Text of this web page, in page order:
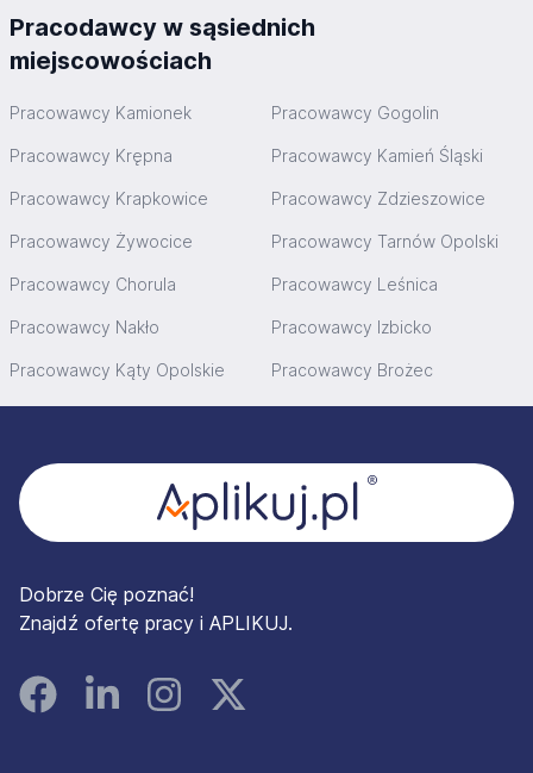
Pracodawcy w sąsiednich
miejscowościach
Pracowawcy Kamionek Pracowawcy Gogolin
Pracowawcy Krępna Pracowawcy Kamień Śląski
Pracowawcy Krapkowice Pracowawcy Zdzieszowice
Pracowawcy Żywocice Pracowawcy Tarnów Opolski
Pracowawcy Chorula Pracowawcy Leśnica
Pracowawcy Nakło Pracowawcy Izbicko
Pracowawcy Kąty Opolskie Pracowawcy Brożec
Dobrze Cię poznać!
Znajdź ofertę pracy i APLIKUJ.
FacebookLinked InInstagramInstagram